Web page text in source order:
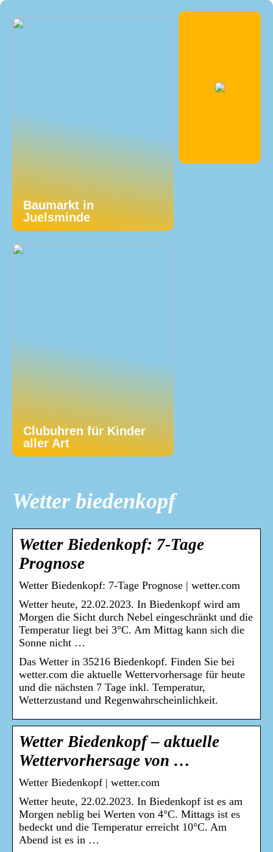
Baumarkt in
Juelsminde
Clubuhren für Kinder
aller Art
Wetter biedenkopf
Wetter Biedenkopf: 7-Tage
Prognose
Wetter Biedenkopf: 7-Tage Prognose | wetter.com
Wetter heute, 22.02.2023. In Biedenkopf wird am
Morgen die Sicht durch Nebel eingeschränkt und die
Temperatur liegt bei 3°C. Am Mittag kann sich die
Sonne nicht …
Das Wetter in 35216 Biedenkopf. Finden Sie bei
wetter.com die aktuelle Wettervorhersage für heute
und die nächsten 7 Tage inkl. Temperatur,
Wetterzustand und Regenwahrscheinlichkeit.
Wetter Biedenkopf – aktuelle
Wettervorhersage von …
Wetter Biedenkopf | wetter.com
Wetter heute, 22.02.2023. In Biedenkopf ist es am
Morgen neblig bei Werten von 4°C. Mittags ist es
bedeckt und die Temperatur erreicht 10°C. Am
Abend ist es in …